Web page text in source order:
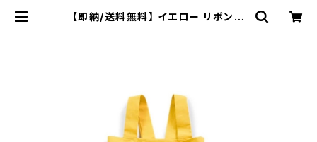
【即納/送料無料】 イエロー リボン付